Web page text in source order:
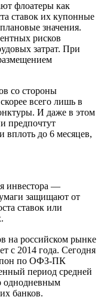
флоатеры как
ставок их купонные
значения.
рисков
затрат. При
со стороны
всего лишь в
И даже в этом
предпочтут
вплоть до 6 месяцев,
инвестора —
защищают от
ставок или
на российском рынке
2014 года. Сегодня
по ОФЗ-ПК
период средней
однодневным
банков.